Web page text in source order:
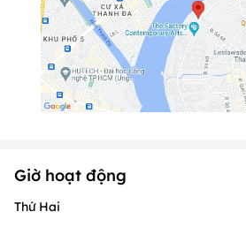
Giờ hoạt động
Thứ Hai